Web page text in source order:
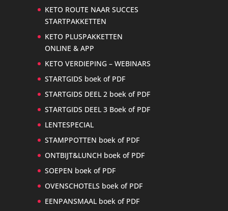
KETO ROUTE NAAR SUCCES
STARTPAKKETTEN
KETO PLUSPAKKETTEN
ONLINE & APP
KETO VERDIEPING – WEBINARS
STARTGIDS boek of PDF
STARTGIDS DEEL 2 boek of PDF
STARTGIDS DEEL 3 Boek of PDF
LENTESPECIAL
STAMPPOTTEN boek of PDF
ONTBIJT&LUNCH boek of PDF
SOEPEN boek of PDF
OVENSCHOTELS boek of PDF
EENPANSMAAL boek of PDF